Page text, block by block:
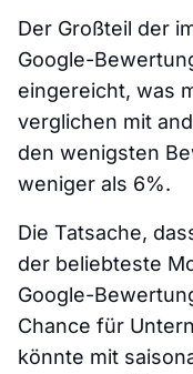
Der Großteil der
Google-
eingereicht, was
verglichen mit
den wenigsten
weniger als 6%.
Die Tatsache,
der beliebteste
Google-
Chance für
könnte mit